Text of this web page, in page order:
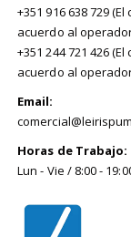
+351 916 638 729
acuerdo al
+351 244 721 426
acuerdo al
Email:
Horas de Trabajo:
Lun - Vie / 8:00 -